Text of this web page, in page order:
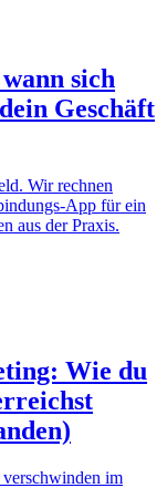
sich
Geschäft
Wir rechnen
App für ein
aus der Praxis.
Wie du
im